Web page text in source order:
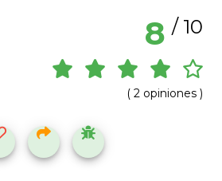
8 / 10
( 2 opiniones )